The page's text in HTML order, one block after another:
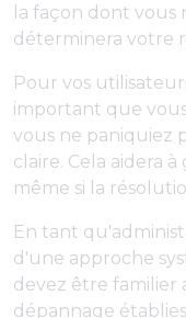
la façon dont
déterminera votre
Pour vos
important que
vous ne paniquiez
claire. Cela aidera
même si la
En tant
d'une approche
devez être familier
dépannage